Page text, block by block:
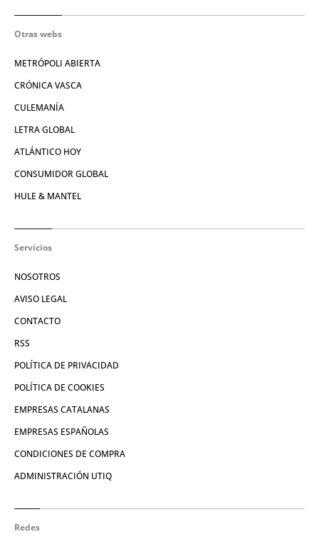
Otras webs
METRÓPOLI ABIERTA
CRÓNICA VASCA
CULEMANÍA
LETRA GLOBAL
ATLÁNTICO HOY
CONSUMIDOR GLOBAL
HULE & MANTEL
Servicios
NOSOTROS
AVISO LEGAL
CONTACTO
RSS
POLÍTICA DE PRIVACIDAD
POLÍTICA DE COOKIES
EMPRESAS CATALANAS
EMPRESAS ESPAÑOLAS
CONDICIONES DE COMPRA
ADMINISTRACIÓN UTIQ
Redes